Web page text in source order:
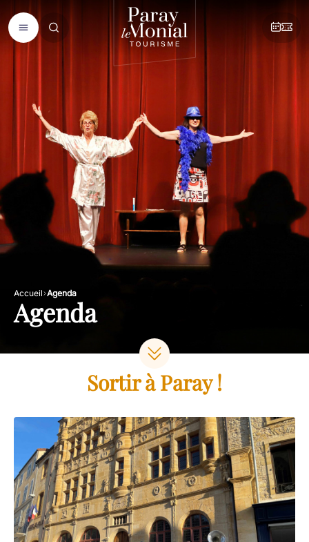
Accueil Agenda
Agenda
Sortir à Paray !